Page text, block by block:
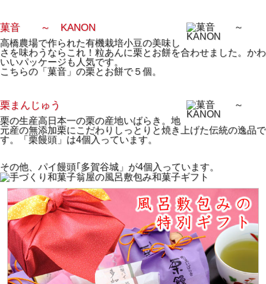
菓音 ～ KANON
高橋農場で作られた有機栽培小豆の美味し
さを味わうならこれ！粒あんに栗とお餅を合わせました。かわ
いいパッケージも人気です。
こちらの「菓音」の栗とお餅で５個。
栗まんじゅう
栗の生産高日本一の栗の産地いばらき。地
元産の無添加栗にこだわりしっとりと焼き上げた伝統の逸品で
す。「栗饅頭」は4個入っています。
その他、パイ饅頭｢多賀谷城」が4個入っています。